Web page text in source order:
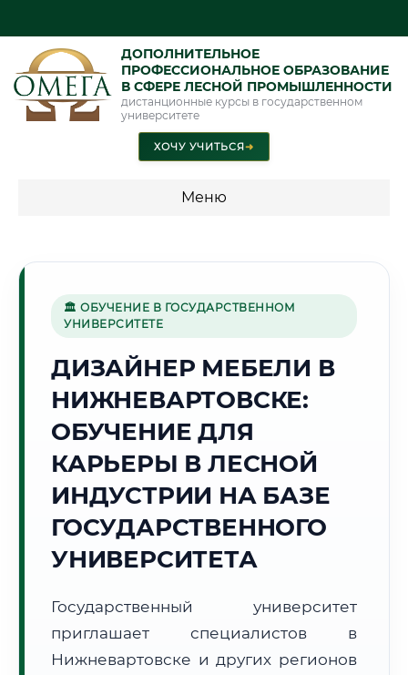
ДОПОЛНИТЕЛЬНОЕ
ПРОФЕССИОНАЛЬНОЕ ОБРАЗОВАНИЕ
В СФЕРЕ ЛЕСНОЙ ПРОМЫШЛЕННОСТИ
дистанционные курсы в государственном
университете
ХОЧУ УЧИТЬСЯ➜
Меню
промышленность"
🛢️
Г. НИЖНЕВАРТОВСК
Точное местное время:
17:28:27
Суббота, 8 Августа
Погода в г. Нижневартовск:
🌅 Восход:03:45
📍 Региональная справка г. Нижневартовск
🏛 ОБУЧЕНИЕ В ГОСУДАРСТВЕННОМ
УНИВЕРСИТЕТЕ
ДИЗАЙНЕР МЕБЕЛИ В
НИЖНЕВАРТОВСКЕ:
ОБУЧЕНИЕ ДЛЯ
КАРЬЕРЫ В ЛЕСНОЙ
ИНДУСТРИИ НА БАЗЕ
ГОСУДАРСТВЕННОГО
УНИВЕРСИТЕТА
Государственный университет
приглашает специалистов в
Нижневартовске и других регионов